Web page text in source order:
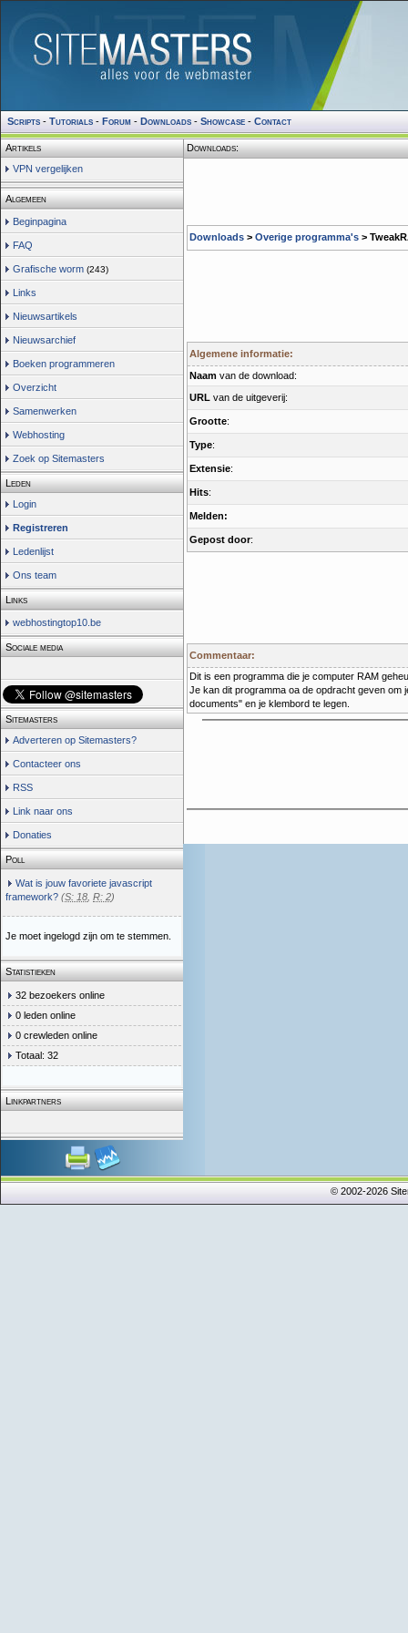
Scripts - Tutorials - Forum - Downloads - Showcase - Contact
Artikels
VPN vergelijken
Algemeen
Beginpagina
FAQ
Grafische worm (243)
Links
Nieuwsartikels
Nieuwsarchief
Boeken programmeren
Overzicht
Samenwerken
Webhosting
Zoek op Sitemasters
Leden
Login
Registreren
Ledenlijst
Ons team
Links
webhostingtop10.be
Sociale media
Sitemasters
Adverteren op Sitemasters?
Contacteer ons
RSS
Link naar ons
Donaties
Poll
Wat is jouw favoriete javascript
framework? (S: 18 R: 2)
Je moet ingelogd zijn om te stemmen.
Statistieken
32 bezoekers online
0 leden online
0 crewleden online
Totaal: 32
Linkpartners
Downloads:
Downloads > Overige programma's >
Algemene informatie:
Naam van de download:
URL van de uitgeverij:
Grootte:
Type:
Extensie:
Hits:
Melden:
Gepost door:
Commentaar:
Dit is een programma die je computer RAM
Je kan dit programma oa de opdracht geven om
documents" en je klembord te legen.
© 2002-2026